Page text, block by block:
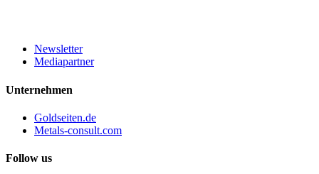
Newsletter
Mediapartner
Unternehmen
Goldseiten.de
Metals-consult.com
Follow us